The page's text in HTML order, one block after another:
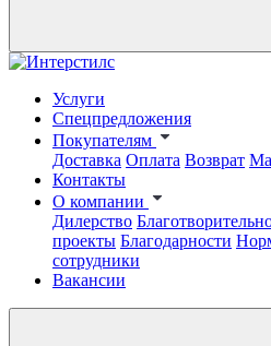
Услуги
Спецпредложения
Покупателям
Доставка Оплата Возврат
Контакты
О компании
Дилерство
проекты Благодарности
сотрудники
Вакансии